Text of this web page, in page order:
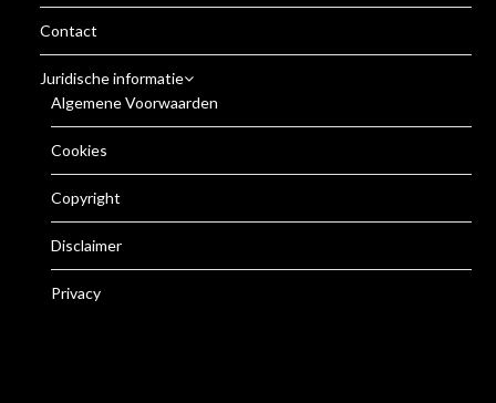
Contact
Juridische informatie
Algemene Voorwaarden
Cookies
Copyright
Disclaimer
Privacy